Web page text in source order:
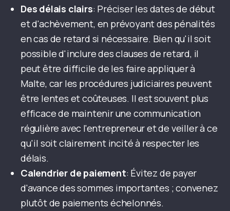
Des délais clairs: Préciser les dates de début
et d'achèvement, en prévoyant des pénalités
en cas de retard si nécessaire. Bien qu'il soit
possible d'inclure des clauses de retard, il
peut être difficile de les faire appliquer à
Malte, car les procédures judiciaires peuvent
être lentes et coûteuses. Il est souvent plus
efficace de maintenir une communication
régulière avec l'entrepreneur et de veiller à ce
qu'il soit clairement incité à respecter les
délais.
Calendrier de paiement: Évitez de payer
d'avance des sommes importantes ; convenez
plutôt de paiements échelonnés.